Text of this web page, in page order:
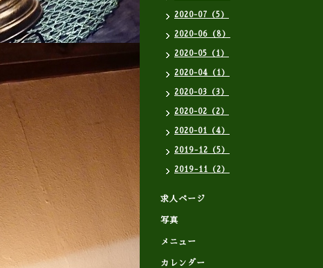
2020-07（5）
2020-06（8）
2020-05（1）
2020-04（1）
2020-03（3）
2020-02（2）
2020-01（4）
2019-12（5）
2019-11（2）
求人ページ
写真
メニュー
カレンダー